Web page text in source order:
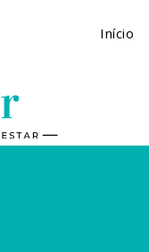
Início